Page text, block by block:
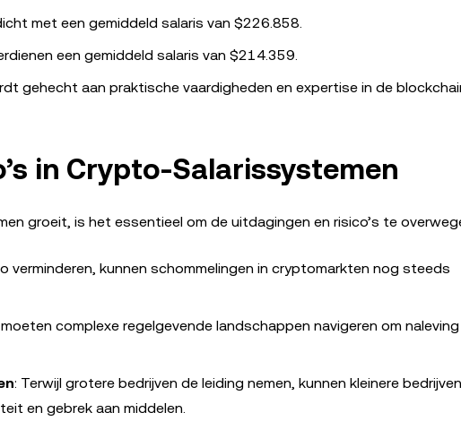
met een gemiddeld salaris van $226.858.
een gemiddeld salaris van $214.359.
gehecht aan praktische vaardigheden en expertise in de
in Crypto-Salarissystemen
groeit, is het essentieel om de uitdagingen en risico’s te
verminderen, kunnen schommelingen in cryptomarkten nog steeds
moeten complexe regelgevende landschappen navigeren om
: Terwijl grotere bedrijven de leiding nemen, kunnen kleinere
en gebrek aan middelen.